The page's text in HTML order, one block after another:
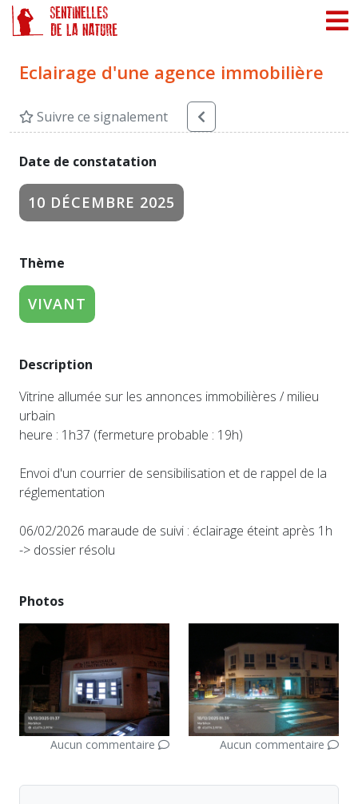
Eclairage d'une agence immobilière
Suivre ce signalement
Date de constatation
10 DÉCEMBRE 2025
Thème
VIVANT
Description
Vitrine allumée sur les annonces immobilières / milieu
urbain
heure : 1h37 (fermeture probable : 19h)
Envoi d'un courrier de sensibilisation et de rappel de la
réglementation
06/02/2026 maraude de suivi : éclairage éteint après 1h
-> dossier résolu
Photos
Aucun commentaire Aucun commentaire
Panneau de gestion des cookies